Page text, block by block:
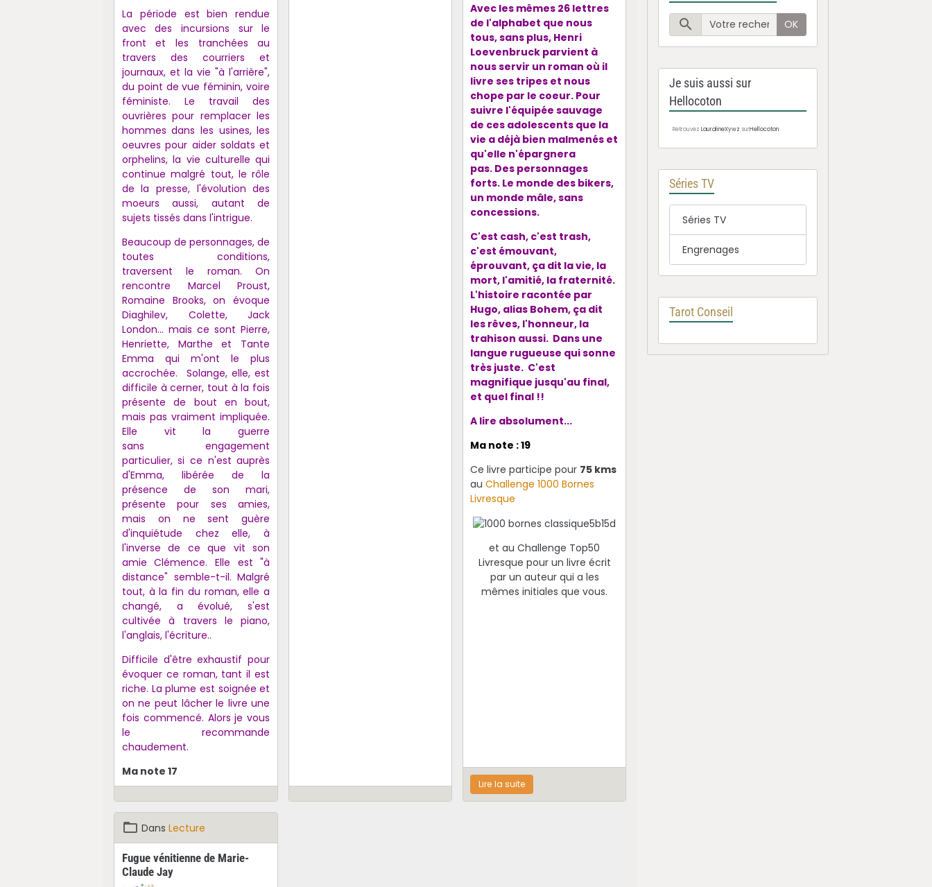
La période est bien rendue
avec des incursions sur le
front et les tranchées au
travers des courriers et
journaux, et la vie"à l'arrière",
du point de vue féminin, voire
féministe. Le travail des
ouvrières pour remplacer les
hommes dans les usines, les
oeuvres pour aider soldats et
orphelins, la vie culturelle qui
continue malgré tout, le rôle
de la presse, l'évolution des
moeurs aussi, autant de
sujets tissés dans l'intrigue.
Beaucoup de personnages, de
toutes conditions,
traversent le roman. On
rencontre Marcel Proust,
Romaine Brooks, on évoque
Diaghilev, Colette, Jack
London... mais ce sont Pierre,
Henriette, Marthe et Tante
Emma qui m'ont le plus
accrochée. Solange, elle, est
difficile à cerner, tout à la fois
présente de bout en bout,
mais pas vraiment impliquée.
Elle vit la guerre
sans engagement
particulier, si ce n'est auprès
d'Emma, libérée de la
présence de son mari,
présente pour ses amies,
mais on ne sent guère
d'inquiétude chez elle, à
l'inverse de ce que vit son
amie Clémence. Elle est "à
distance" semble-t-il. Malgré
tout, à la fin du roman, elle a
changé, a évolué, s'est
cultivée à travers le piano,
l'anglais, l'écriture..
Difficile d'être exhaustif pour
évoquer ce roman, tant il est
riche. La plume est soignée et
on ne peut lâcher le livre une
fois commencé. Alors je vous
le recommande
chaudement.
Ma note 17
Avec les mêmes 26 lettres
de l'alphabet que nous
tous, sans plus, Henri
Loevenbruck parvient à
nous servir un roman où il
livre ses tripes et nous
chope par le coeur. Pour
suivre l'équipée sauvage
de ces adolescents que la
vie a déjà bien malmenés et
qu'elle n'épargnera
pas. Des personnages
forts. Le monde des bikers,
un monde mâle, sans
concessions.
C'est cash, c'est trash,
c'est émouvant,
éprouvant, ça dit la vie, la
mort, l'amitié, la fraternité.
L'histoire racontée par
Hugo, alias Bohem, ça dit
les rêves, l'honneur, la
trahison aussi. Dans une
langue rugueuse qui sonne
très juste. C'est
magnifique jusqu'au final,
et quel final !!
A lire absolument...
Ma note : 19
Ce livre participe pour 75 kms
auChallenge 1000 Bornes
Livresque
et au Challenge Top50
Livresque pour un livre écrit
par un auteur qui a les
mêmes initiales que vous.
Lire la suite
Dans Lecture
Fugue vénitienne de Marie-
Claude Jay
OK
Je suis aussi sur
Hellocoton
RetrouvezLauralineXywz surHellocoton
Séries TV
Séries TV
Engrenages
Tarot Conseil